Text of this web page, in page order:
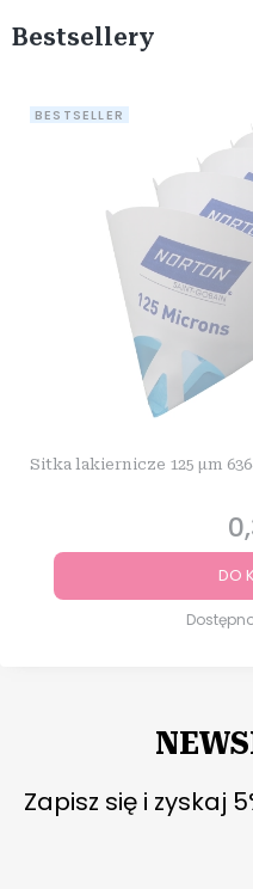
Bestsellery
BESTSELLER
Sitka lakiernicze 125 µm
DO
Zapisz się i zyskaj